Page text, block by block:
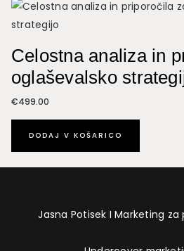
Celostna analiza in
oglaševalsko
€499.00
DODAJ V KOŠARICO
Jasna Potisek I Marketing